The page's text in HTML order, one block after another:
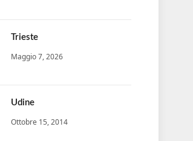
Trieste
Maggio 7, 2026
Udine
Ottobre 15, 2014